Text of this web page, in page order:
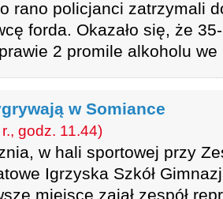
rano policjanci zatrzymali
forda. Okazało się, że
2 promile alkoholu we
w Somiance
godz. 11.44)
w hali sportowej przy
Igrzyska Szkół
miejsce zajął zespół